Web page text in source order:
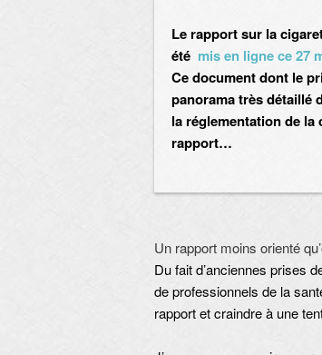
Le rapport sur la
été mis en ligne ce 27
Ce document dont le
panorama très détaillé
la réglementation de
rapport…
Un rapport moins orienté
Du fait d’anciennes prises
de professionnels de la
rapport et craindre à une